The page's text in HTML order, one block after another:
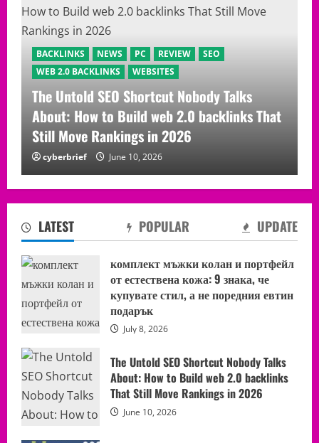
LATEST POPULAR UPDATE
комплект мъжки колан и портфейл
от естествена кожа: 9 знака, че
купувате стил, а не поредния евтин
подарък
July 8, 2026
The Untold SEO Shortcut Nobody Talks
About: How to Build web 2.0 backlinks
That Still Move Rankings in 2026
June 10, 2026
BACKLINKS NEWS PC REVIEW
SEO
WEB 2.0 BACKLINKS
WEBSITES
The Untold SEO Shortcut Nobody Talks
About: How to Build web 2.0 backlinks That
Still Move Rankings in 2026
cyberbrief June 10, 2026